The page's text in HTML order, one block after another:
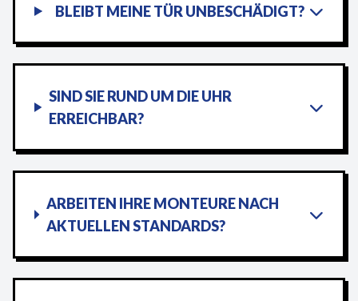
BLEIBT MEINE TÜR UNBESCHÄDIGT?
SIND SIE RUND UM DIE UHR
ERREICHBAR?
ARBEITEN IHRE MONTEURE NACH
AKTUELLEN STANDARDS?